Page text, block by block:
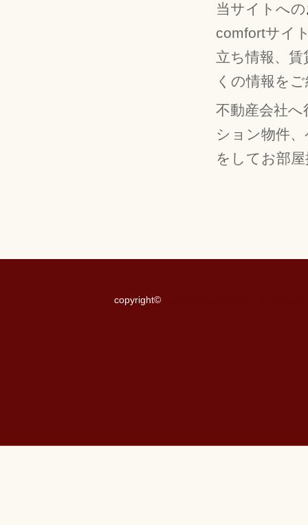
当サイトへの
comfortサイ
立ち情報、
くの情報を
不動産会社
ション物件
をしてお部
copyright©